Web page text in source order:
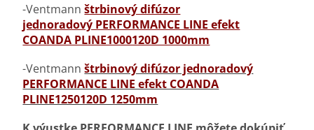
-Ventmann štrbinový difúzor
jednoradový PERFORMANCE LINE efekt
COANDA PLINE1000120D 1000mm
-Ventmann štrbinový difúzor jednoradový
PERFORMANCE LINE efekt COANDA
PLINE1250120D 1250mm